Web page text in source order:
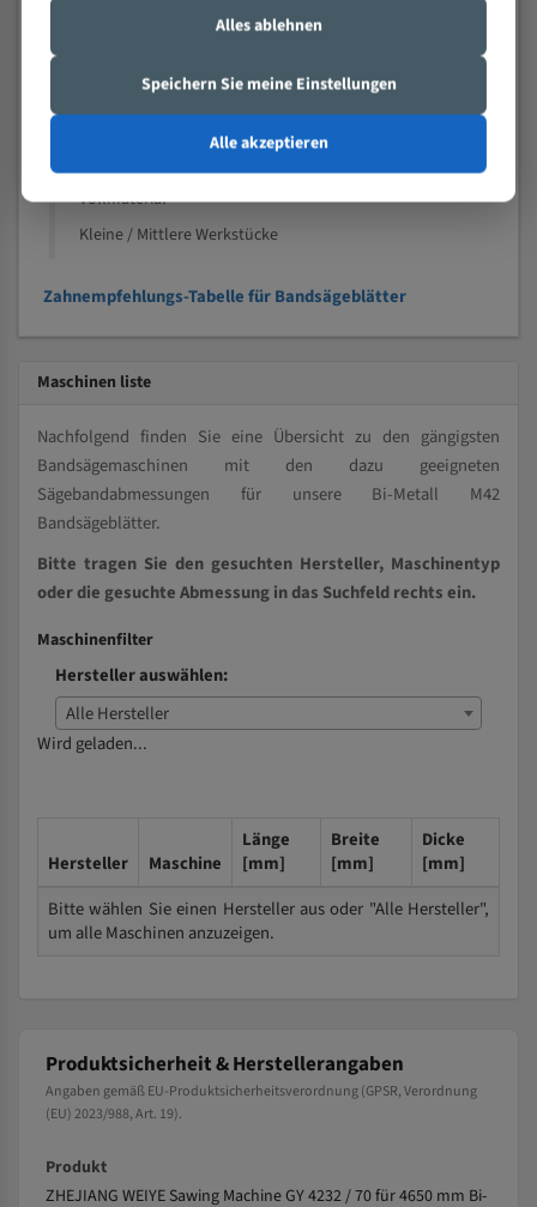
Speziell entwickelt für Profile / Rohre
Kleine und mittlere Profile / Kleine Durchmesser
Vollmaterial
Kleine / Mittlere Werkstücke
Zahnempfehlungs-Tabelle für Bandsägeblätter
Maschinen liste
Nachfolgend finden Sie eine Übersicht zu den gängigsten
Bandsägemaschinen mit den dazu geeigneten
Sägebandabmessungen für unsere Bi-Metall M42
Bandsägeblätter.
Bitte tragen Sie den gesuchten Hersteller, Maschinentyp
oder die gesuchte Abmessung in das Suchfeld rechts ein.
Maschinenfilter
Hersteller auswählen:
Alle Hersteller
Wird geladen...
Hersteller Maschine
Länge
[mm]
Breite
[mm]
Dicke
[mm]
Bitte wählen Sie einen Hersteller aus oder "Alle Hersteller",
um alle Maschinen anzuzeigen.
Produktsicherheit & Herstellerangaben
Angaben gemäß EU-Produktsicherheitsverordnung (GPSR, Verordnung
(EU) 2023/988, Art. 19).
Produkt
ZHEJIANG WEIYE Sawing Machine GY 4232 / 70 für 4650 mm Bi-
Alles ablehnen
Speichern Sie meine Einstellungen
Alle akzeptieren